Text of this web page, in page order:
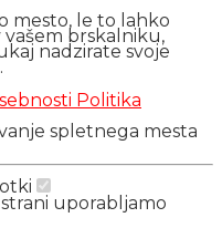
mesto, le to lahko
brskalniku,
nadzirate svoje
Politika
spletnega mesta
uporabljamo